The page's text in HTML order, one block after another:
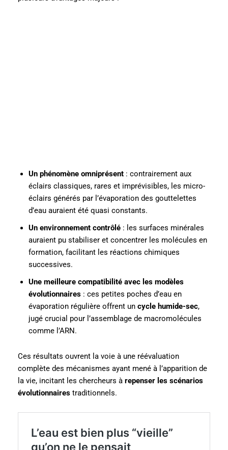
Un phénomène omniprésent : contrairement aux
éclairs classiques, rares et imprévisibles, les micro-
éclairs générés par l’évaporation des gouttelettes
d’eau auraient été quasi constants.
Un environnement contrôlé : les surfaces minérales
auraient pu stabiliser et concentrer les molécules en
formation, facilitant les réactions chimiques
successives.
Une meilleure compatibilité avec les modèles
évolutionnaires : ces petites poches d’eau en
évaporation régulière offrent un cycle humide-sec,
jugé crucial pour l’assemblage de macromolécules
comme l’ARN.
Ces résultats ouvrent la voie à une réévaluation
complète des mécanismes ayant mené à l’apparition de
la vie, incitant les chercheurs à repenser les scénarios
évolutionnaires traditionnels.